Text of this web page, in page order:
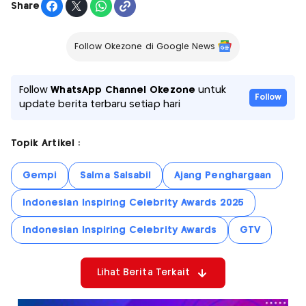
Share
Follow Okezone di Google News
FollowWhatsApp Channel Okezone untuk
update berita terbaru setiap hari
Follow
Topik Artikel :
Gempi Salma Salsabil Ajang Penghargaan
Indonesian Inspiring Celebrity Awards 2025
Indonesian Inspiring Celebrity Awards GTV
Lihat Berita Terkait